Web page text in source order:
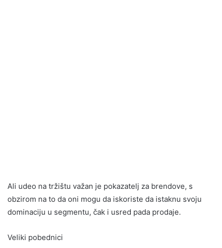
Ali udeo na tržištu važan je pokazatelj za brendove, s
obzirom na to da oni mogu da iskoriste da istaknu svoju
dominaciju u segmentu, čak i usred pada prodaje.
Veliki pobednici